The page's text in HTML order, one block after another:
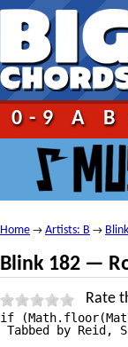
0-9 A B
Home → Artists: B →
Blink 182 —
Rate
if (Math.floor(Math.random()*3) == 0){	document.write("");}	 																																													Rock Show Tab									by Blink 182 tabs |											tabbed by Unregistered | 									comments (5) 																																													1																							2																							3																							4																							5																																															  6 votes 								 																	 									print																																							 									send																																							 									report																																																																																									More versions:																									intros																				versions										video lessons																																																																									 																						 																																																																Ver 1																																																																																																																																	Ver 1																																																																		Ver 3																																																																		Ver 4																																																																		Ver 5																																																																																																																							Ver 1
Tabbed by Reid,